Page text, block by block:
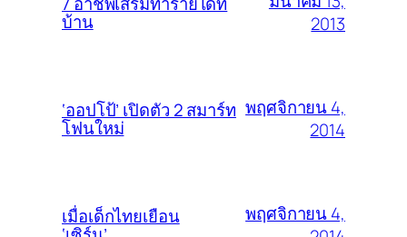
บ้าน
2013
‘ออปโป้’ เปิดตัว 2 สมาร์ท
โฟนใหม่
พฤศจิกายน 4,
2014
เมื่อเด็กไทยเยือน
พฤศจิกายน 4,